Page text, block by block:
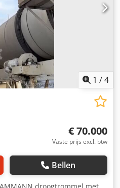
1 /4
€ 70.000
Vaste prijs excl. btw
Bellen